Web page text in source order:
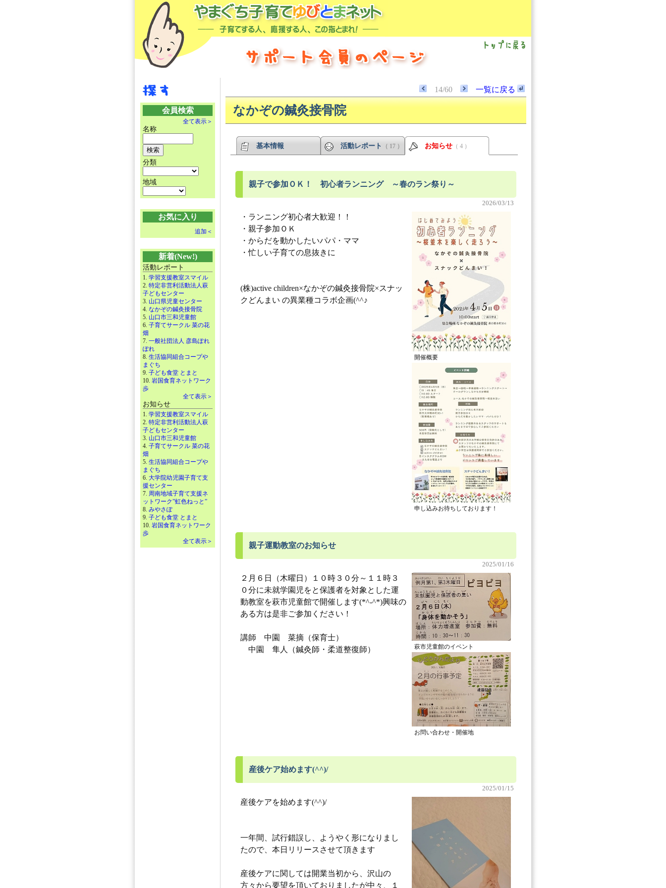
会員検索
全て表示＞
名称
分類
地域
お気に入り
追加＜
新着(New!)
活動レポート
1. 学習支援教室スマイル
2. 特定非営利活動法人萩
子どもセンター
3. 山口県児童センター
4. なかぞの鍼灸接骨院
5. 山口市三和児童館
6. 子育てサークル 菜の花
畑
7. 一般社団法人 彦島ぽれ
ぽれ
8. 生活協同組合コープや
まぐち
9. 子ども食堂 とまと
10. 岩国食育ネットワーク
歩
全て表示＞
お知らせ
1. 学習支援教室スマイル
2. 特定非営利活動法人萩
子どもセンター
3. 山口市三和児童館
4. 子育てサークル 菜の花
畑
5. 生活協同組合コープや
まぐち
6. 大学院幼児園子育て支
援センター
7. 周南地域子育て支援ネ
ットワーク”虹色ねっと”
8. みやさぽ
9. 子ども食堂 とまと
10. 岩国食育ネットワーク
歩
全て表示＞
14/60 一覧に戻る
なかぞの鍼灸接骨院
基本情報 活動レポート （ 17 ） お知らせ （ 4 ）
親子で参加ＯＫ！ 初心者ランニング ～春のラン祭り～
2026/03/13
開催概要
申し込みお待ちしております！
・ランニング初心者大歓迎！！
・親子参加ＯＫ
・からだを動かしたいパパ・ママ
・忙しい子育ての息抜きに
(株)active children×なかぞの鍼灸接骨院×スナッ
クどんまい の異業種コラボ企画(^^♪
親子運動教室のお知らせ
2025/01/16
萩市児童館のイベント
お問い合わせ・開催地
２月６日（木曜日）１０時３０分～１１時３
０分に未就学園児をと保護者を対象とした運
動教室を萩市児童館で開催します(*^-^*)興味の
ある方は是非ご参加ください！
講師 中園 菜摘（保育士）
中園 隼人（鍼灸師・柔道整復師）
産後ケア始めます(^^)/
2025/01/15
産後ケアを始めます(^^)/
一年間、試行錯誤し、ようやく形になりまし
たので、本日リリースさせて頂きます
産後ケアに関しては開業当初から、沢山の
方々から要望を頂いておりましたが中々、１